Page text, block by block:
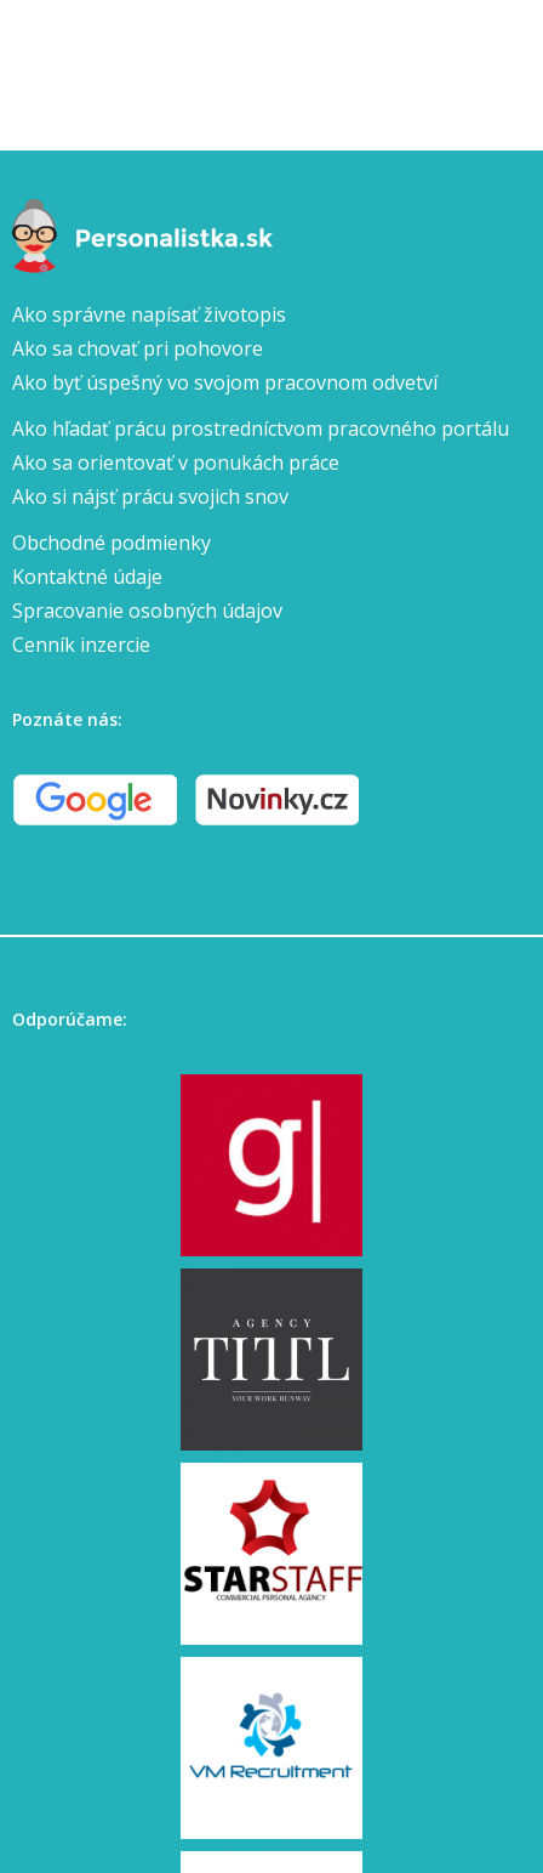
Ako správne napísať životopis
Ako sa chovať pri pohovore
Ako byť úspešný vo svojom pracovnom odvetví
Ako hľadať prácu prostredníctvom pracovného portálu
Ako sa orientovať v ponukách práce
Ako si nájsť prácu svojich snov
Obchodné podmienky
Kontaktné údaje
Spracovanie osobných údajov
Cenník inzercie
Poznáte nás:
Odporúčame: